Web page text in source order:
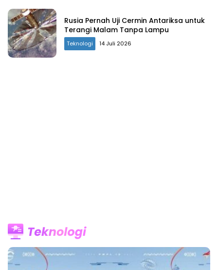
Rusia Pernah Uji Cermin Antariksa untuk
Terangi Malam Tanpa Lampu
Teknologi 14 Juli 2026